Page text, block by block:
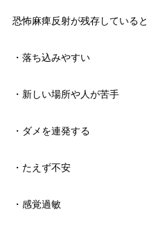
恐怖麻痺反射が残存していると
・落ち込みやすい
・新しい場所や人が苦手
・ダメを連発する
・たえず不安
・感覚過敏